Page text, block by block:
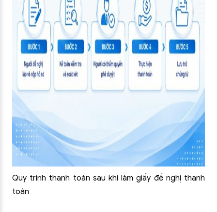
Quy trình thanh toán sau khi làm giấy đề nghị thanh
toán